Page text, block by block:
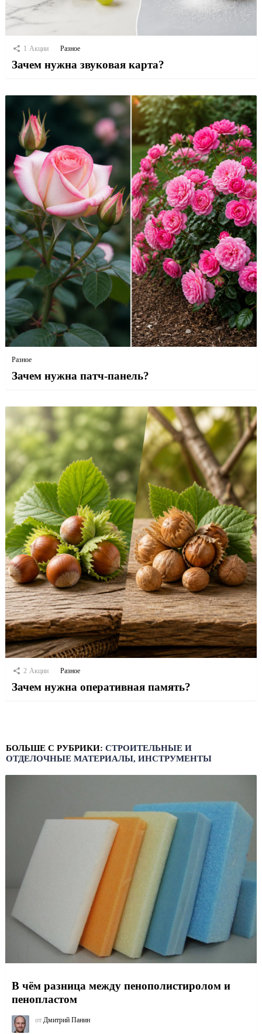
1 Акции Разное
Зачем нужна звуковая карта?
Разное
Зачем нужна патч-панель?
2 Акции Разное
Зачем нужна оперативная память?
БОЛЬШЕ С РУБРИКИ: СТРОИТЕЛЬНЫЕ И
ОТДЕЛОЧНЫЕ МАТЕРИАЛЫ, ИНСТРУМЕНТЫ
В чём разница между пенополистиролом и
пенопластом
от Дмитрий Панин